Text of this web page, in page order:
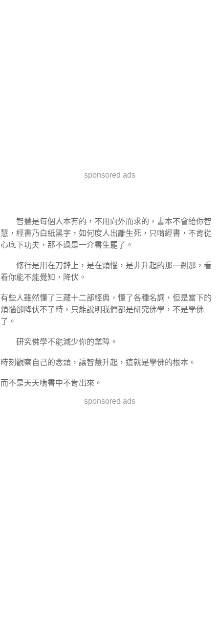
sponsored ads
智慧是每個人本有的，不用向外而求的，書本不會給你智
慧，經書乃白紙黑字，如何度人出離生死，只啃經書，不肯從
心底下功夫，那不過是一介書生罷了。
修行是用在刀鋒上，是在煩惱，是非升起的那一剎那，看
看你能不能覺知，降伏。
有些人雖然懂了三藏十二部經典，懂了各種名詞，但是當下的
煩惱卻降伏不了時，只能說明我們都是研究佛學，不是學佛
了。
研究佛學不能減少你的業障。
時刻觀察自己的念頭，讓智慧升起，這就是學佛的根本。
而不是天天啃書中不肯出來。
sponsored ads